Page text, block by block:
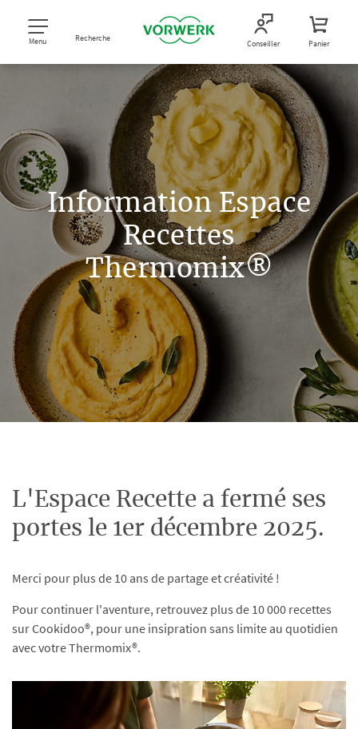
Menu Recherche Conseiller Panier
Information Espace
Recettes
Thermomix®
L'Espace Recette a fermé ses
portes le 1er décembre 2025.
Merci pour plus de 10 ans de partage et créativité !
Pour continuer l'aventure, retrouvez plus de 10 000 recettes
sur Cookidoo®, pour une insipration sans limite au quotidien
avec votre Thermomix®.